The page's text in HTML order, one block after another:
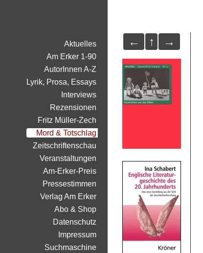
← ↑ →
Aktuelles
Am Erker 1-90
AutorInnen A-Z
Lyrik, Prosa, Essays
Interviews
Rezensionen
Fritz Müller-Zech
Mord & Totschlag
Zeitschriftenschau
Veranstaltungen
Am-Erker-Preis
Pressestimmen
Verlag Am Erker
Abo & Shop
Datenschutz
Impressum
Suchmaschine